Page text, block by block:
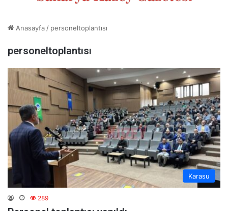
Anasayfa/ personeltoplantısı
personeltoplantısı
Karasu
289